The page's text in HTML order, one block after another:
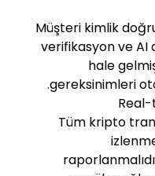
Müşteri kimlik
verifikasyon ve AI
hale
gereksinimleri
Tüm kripto